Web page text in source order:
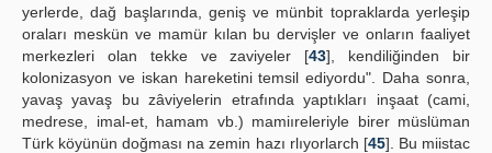
yerlerde, dağ başlarında, geniş ve münbit topraklarda yerleşip
oraları meskün ve mamür kılan bu dervişler ve onların faaliyet
merkezleri olan tekke ve zaviyeler [43], kendiliğinden bir
kolonizasyon ve iskan hareketini temsil ediyordu". Daha sonra,
yavaş yavaş bu zâviyelerin etrafında yaptıkları inşaat (cami,
medrese, imal-et, hamam vb.) mamiıreleriyle birer müslüman
Türk köyünün doğması na zemin hazı rlıyorlarch [45]. Bu miistac